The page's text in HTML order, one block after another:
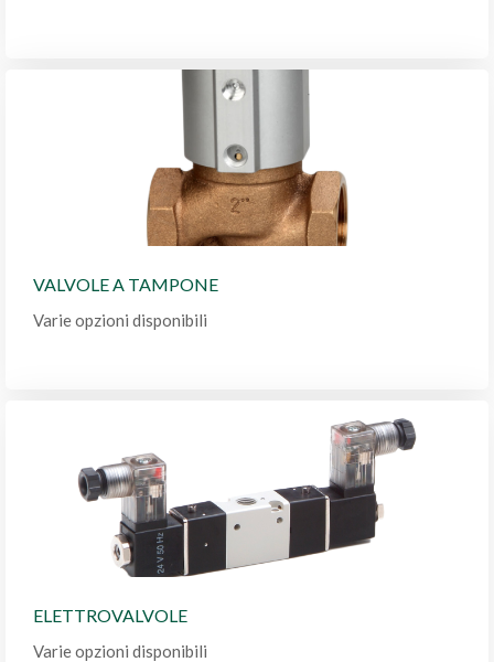
VALVOLE A TAMPONE
Varie opzioni disponibili
ELETTROVALVOLE
Varie opzioni disponibili